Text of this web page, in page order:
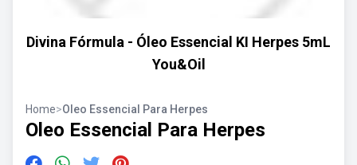
Divina Fórmula - Óleo Essencial KI Herpes 5mL
You&Oil
Home>Oleo Essencial Para Herpes
Oleo Essencial Para Herpes